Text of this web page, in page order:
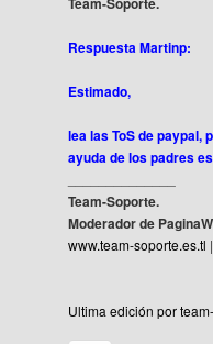
Respuesta Martinp:
Estimado,
lea las ToS de paypal,
ayuda de los padres
Team-Soporte.
Moderador de
www.team-soporte.es.tl
Ultima edición por